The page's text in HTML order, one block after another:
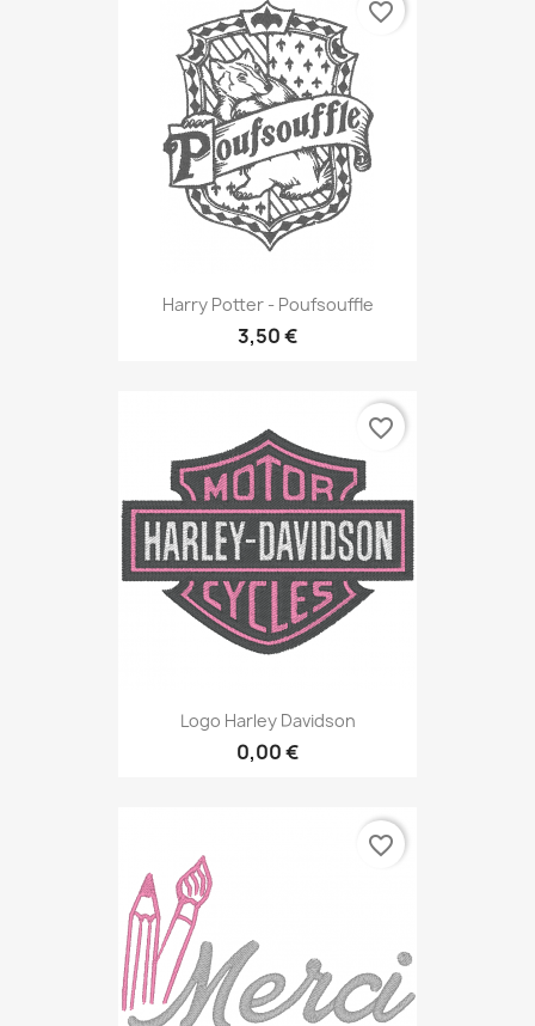
Harry Potter - Poufsouffle
3,50 €
favorite_border
Logo Harley Davidson
0,00 €
favorite_border
favorite_border